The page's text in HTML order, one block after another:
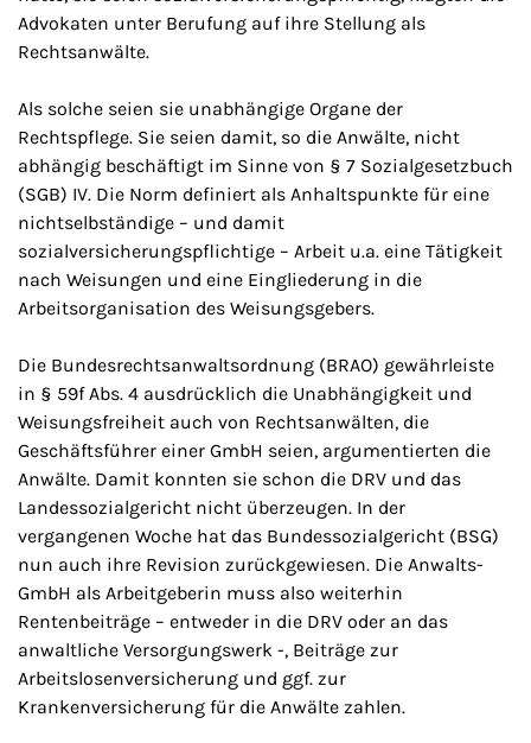
Advokaten unter Berufung auf ihre Stellung als
Rechtsanwälte.
Als solche seien sie unabhängige Organe der
Rechtspflege. Sie seien damit, so die Anwälte, nicht
abhängig beschäftigt im Sinne von § 7 Sozialgesetzbuch
(SGB) IV. Die Norm definiert als Anhaltspunkte für eine
nichtselbständige – und damit
sozialversicherungspflichtige – Arbeit u.a. eine Tätigkeit
nach Weisungen und eine Eingliederung in die
Arbeitsorganisation des Weisungsgebers.
Die Bundesrechtsanwaltsordnung (BRAO) gewährleiste
in § 59f Abs. 4 ausdrücklich die Unabhängigkeit und
Weisungsfreiheit auch von Rechtsanwälten, die
Geschäftsführer einer GmbH seien, argumentierten die
Anwälte. Damit konnten sie schon die DRV und das
Landessozialgericht nicht überzeugen. In der
vergangenen Woche hat das Bundessozialgericht (BSG)
nun auch ihre Revision zurückgewiesen. Die Anwalts-
GmbH als Arbeitgeberin muss also weiterhin
Rentenbeiträge – entweder in die DRV oder an das
anwaltliche Versorgungswerk -, Beiträge zur
Arbeitslosenversicherung und ggf. zur
Krankenversicherung für die Anwälte zahlen.